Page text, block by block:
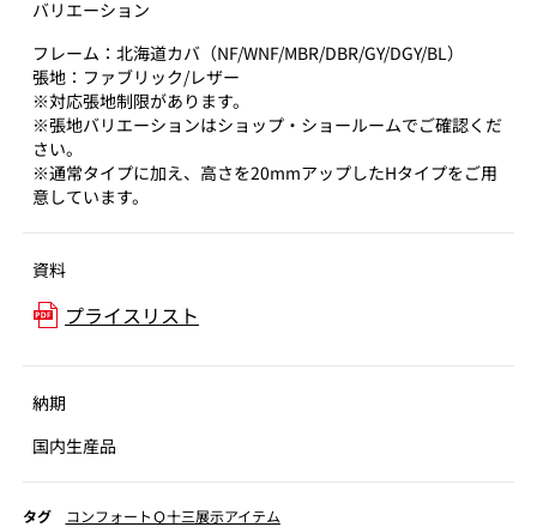
バリエーション
フレーム：北海道カバ（NF/WNF/MBR/DBR/GY/DGY/BL）
張地：ファブリック/レザー
※対応張地制限があります。
※張地バリエーションはショップ・ショールームでご確認くだ
さい。
※通常タイプに加え、高さを20mmアップしたHタイプをご用
意しています。
資料
プライスリスト
納期
国内生産品
タグ コンフォートＱ十三展示アイテム